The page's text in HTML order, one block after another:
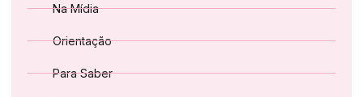
Na Mídia
Orientação
Para Saber